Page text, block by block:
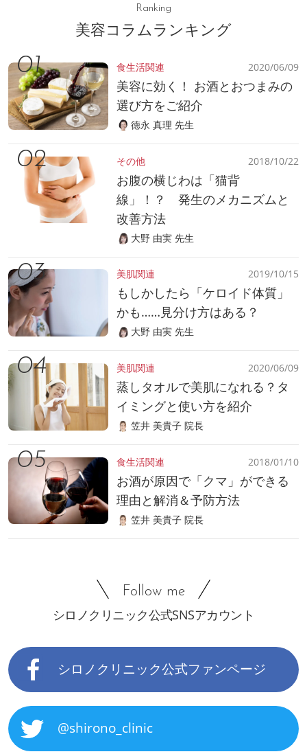
Ranking
美容コラムランキング
食生活関連 2020/06/09
美容に効く！ お酒とおつまみの
選び方をご紹介
徳永 真理 先生
その他 2018/10/22
お腹の横じわは「猫背
線」！？ 発生のメカニズムと
改善方法
大野 由実 先生
美肌関連 2019/10/15
もしかしたら「ケロイド体質」
かも……見分け方はある？
大野 由実 先生
美肌関連 2020/06/09
蒸しタオルで美肌になれる？タ
イミングと使い方を紹介
笠井 美貴子 院長
食生活関連 2018/01/10
お酒が原因で「クマ」ができる
理由と解消＆予防方法
笠井 美貴子 院長
Follow me
シロノクリニック公式SNSアカウント
シロノクリニック公式ファンページ
@shirono_clinic